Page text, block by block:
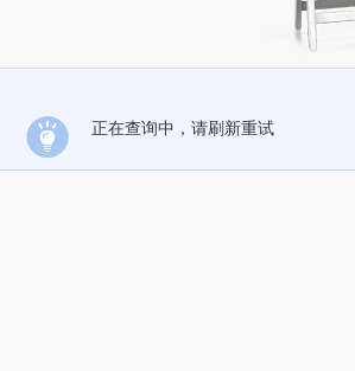
正在查询中，请刷新重试